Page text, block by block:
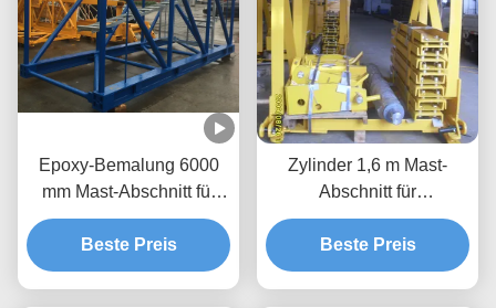
Epoxy-Bemalung 6000
mm Mast-Abschnitt für
Turmkrane mit hoher
Präzision
Beste Preis
Zylinder 1,6 m Mast-
Abschnitt für
Hochhausbau
Beste Preis